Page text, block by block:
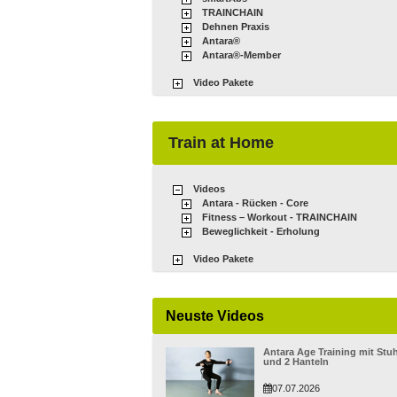
TRAINCHAIN
Dehnen Praxis
Antara®
Antara®-Member
Video Pakete
Train at Home
Videos
Antara - Rücken - Core
Fitness – Workout - TRAINCHAIN
Beweglichkeit - Erholung
Video Pakete
Neuste Videos
Antara Age Training mit
und 2 Hanteln
07.07.2026